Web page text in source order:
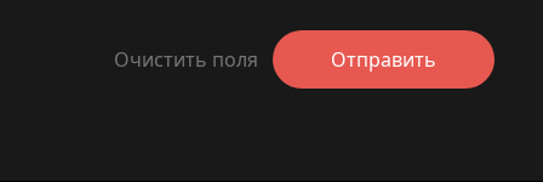
Очистить поля Отправить